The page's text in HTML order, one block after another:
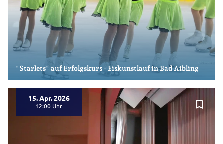
"Starlets" auf Erfolgskurs - Eiskunstlauf in Bad Aibling
bookmark_border
15. Apr. 2026
12:00